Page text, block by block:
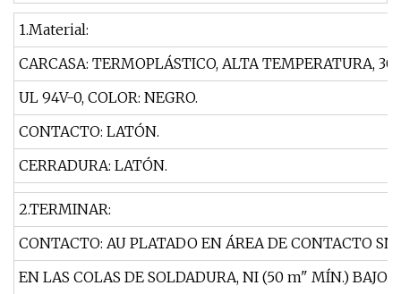
1.Material:
CARCASA: TERMOPLÁSTICO, ALTA TEMPERATURA,
UL 94V-0, COLOR: NEGRO.
CONTACTO: LATÓN.
CERRADURA: LATÓN.
2.TERMINAR:
CONTACTO: AU PLATADO EN ÁREA DE CONTACTO
EN LAS COLAS DE SOLDADURA, NI (50 m" MÍN.) BAJO